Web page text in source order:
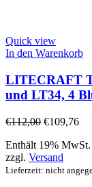
Quick view
In den Warenkorb
LITECRAFT
und LT34, 4
€112,00 €109,76
Enthält 19% MwSt.
zzgl. Versand
Lieferzeit: nicht